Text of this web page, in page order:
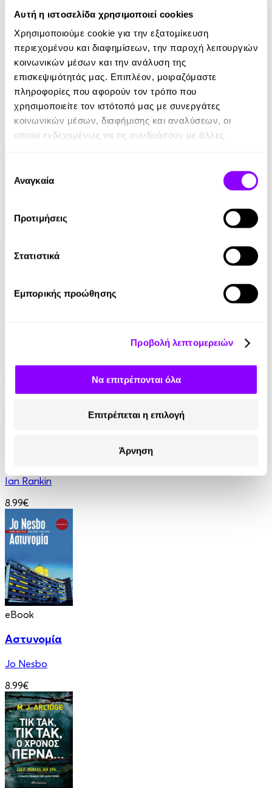
Αυτή η ιστοσελίδα χρησιμοποιεί cookies
Χρησιμοποιούμε cookie για την εξατομίκευση
περιεχομένου και διαφημίσεων, την παροχή λειτουργιών
κοινωνικών μέσων και την ανάλυση της
επισκεψιμότητάς μας. Επιπλέον, μοιραζόμαστε
πληροφορίες που αφορούν τον τρόπο που
χρησιμοποιείτε τον ιστότοπό μας με συνεργάτες
κοινωνικών μέσων, διαφήμισης και αναλύσεων, οι
οποίοι ενδεχομένως να τις συνδυάσουν με άλλες
των υπηρεσιών τους.
συγκατάθεσης
Αναγκαία
Προτιμήσεις
Στατιστικά
Εμπορικής προώθησης
Προβολή λεπτομερειών
Να επιτρέπονται όλα
Επιτρέπεται η επιλογή
Άρνηση
eBook
Αυτοί που επέζησαν
Jane Harper
10.99€
eBook
Γρηγόρης Αζαριάδης
Στον τάφο κάποιου άλλου
Ian Rankin
8.99€
eBook
Αστυνομία
Jo Nesbo
8.99€